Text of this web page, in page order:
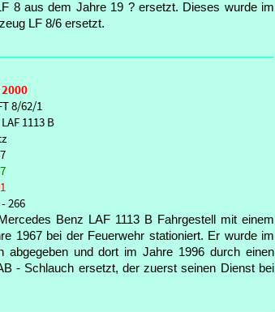
8 aus dem Jahre 19 ? ersetzt. Dieses wurde im
LF 8/6 ersetzt.
2000
8/62/1
1113 B
266
Benz LAF 1113 B Fahrgestell mit einem
1967 bei der Feuerwehr stationiert. Er wurde im
abgegeben und dort im Jahre 1996 durch einen
- Schlauch ersetzt, der zuerst seinen Dienst bei